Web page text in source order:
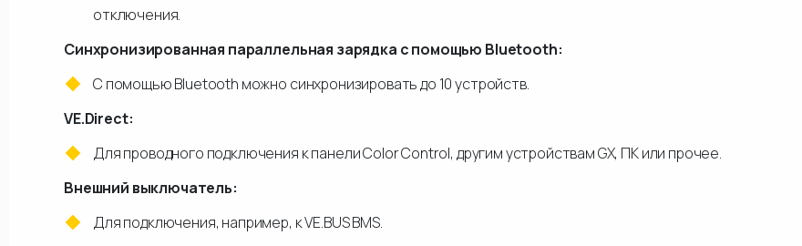
отключения.
Синхронизированная параллельная зарядка с помощью Bluetooth:
С помощью Bluetooth можно синхронизировать до 10 устройств.
VE.Direct:
Для проводного подключения к панели Color Control, другим устройствам GX, ПК или прочее.
Внешний выключатель:
Для подключения, например, к VE.BUS BMS.